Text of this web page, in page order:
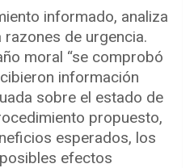
informado, analiza
razones de urgencia.
moral “se comprobó
información
sobre el estado de
propuesto,
esperados, los
efectos